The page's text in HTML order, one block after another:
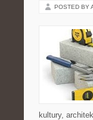
POSTED BY
kultury,